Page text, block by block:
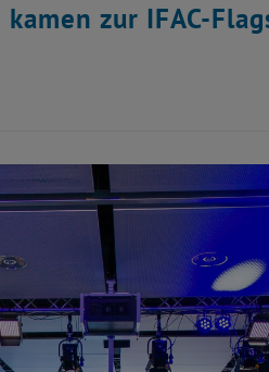
zur IFAC-